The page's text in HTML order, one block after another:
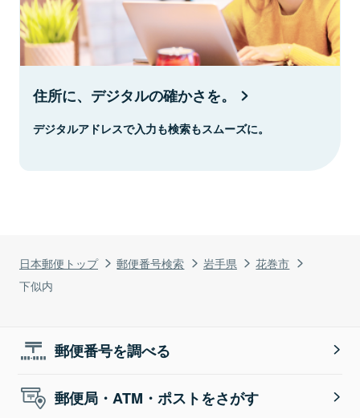
日本郵便トップ 郵便番号検索 岩手県
花巻市
下似内
住所に、デジタルの確かさを。
デジタルアドレスで入力も検索もスムーズに。
郵便番号を調べる
郵便局・ATM・ポストをさがす